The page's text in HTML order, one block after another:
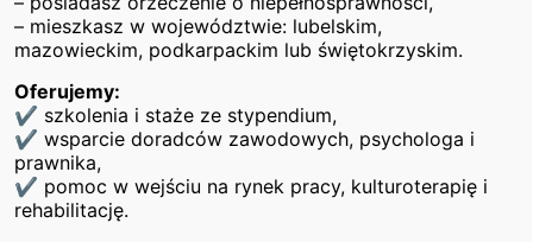
Rola informacji w pracy biurowej – pojęcie
informacji, ochrona informacji
lokalizacja biura,
Rodzaje i charakterystyka spotkań służbowych
– harmonogram, przygotowanie, przebieg i
realizacja spotkania służbowego
Zadania sekretariatu – pojęcie sekretariatu,
– mieszkasz w województwie: lubelskim,
mazowieckim, podkarpackim lub świętokrzyskim.
Oferujemy:
✔ szkolenia i staże ze stypendium,
✔ wsparcie doradców zawodowych, psychologa i
prawnika,
✔ pomoc w wejściu na rynek pracy, kulturoterapię i
rehabilitację.